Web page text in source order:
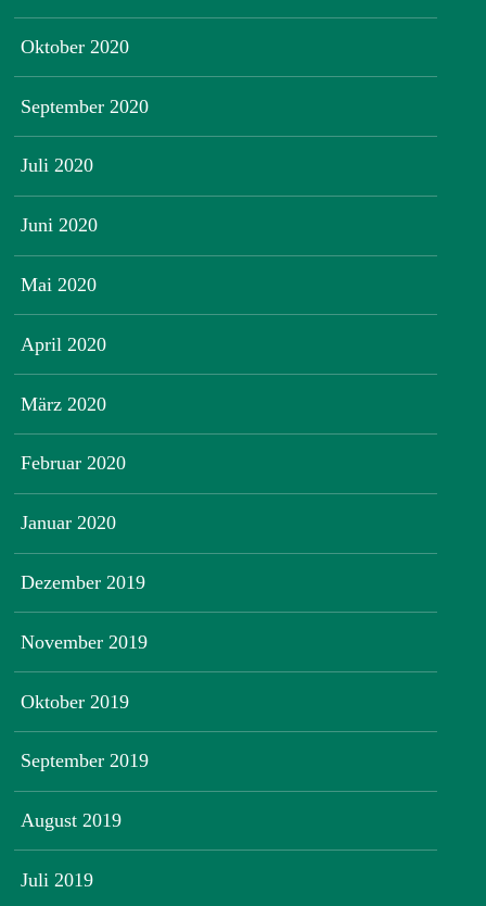
Oktober 2020
September 2020
Juli 2020
Juni 2020
Mai 2020
April 2020
März 2020
Februar 2020
Januar 2020
Dezember 2019
November 2019
Oktober 2019
September 2019
August 2019
Juli 2019